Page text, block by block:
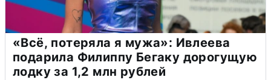
«Всё, потеряла я мужа»: Ивлеева
подарила Филиппу Бегаку дорогущую
лодку за 1,2 млн рублей